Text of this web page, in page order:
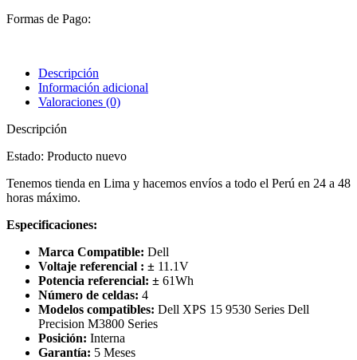
Formas de Pago:
Descripción
Información adicional
Valoraciones (0)
Descripción
Estado: Producto nuevo
Tenemos tienda en Lima y hacemos envíos a todo el Perú en 24 a 48
horas máximo.
Especificaciones:
Marca Compatible: Dell
Voltaje referencial : ± 11.1V
Potencia referencial: ± 61Wh
Número de celdas: 4
Modelos compatibles: Dell XPS 15 9530 Series Dell
Precision M3800 Series
Posición: Interna
Garantía: 5 Meses